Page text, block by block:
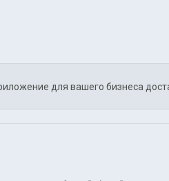
для вашего бизнеса